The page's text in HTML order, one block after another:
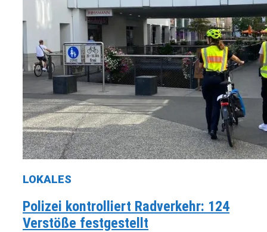
LOKALES
Polizei kontrolliert Radverkehr: 124
Verstöße festgestellt